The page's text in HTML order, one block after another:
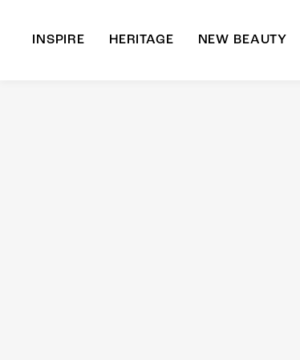
INSPIRE HERITAGE NEW BEAUTY